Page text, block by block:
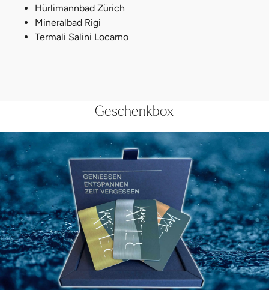
Hürlimannbad Zürich
Mineralbad Rigi
Termali Salini Locarno
Geschenkbox